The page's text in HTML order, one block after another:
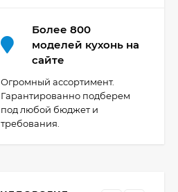
Более 800
моделей кухонь на
сайте
Огромный ассортимент.
Гарантированно подберем
под любой бюджет и
требования.
44 091
Кухня Point 1,2 м -
13 655₽